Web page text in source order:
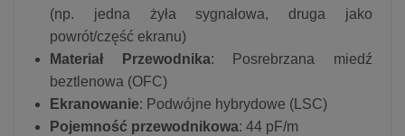
(np. jedna żyła sygnałowa, druga jako
powrót/część ekranu)
Materiał Przewodnika: Posrebrzana miedź
beztlenowa (OFC)
Ekranowanie: Podwójne hybrydowe (LSC)
Pojemność przewodnikowa: 44 pF/m